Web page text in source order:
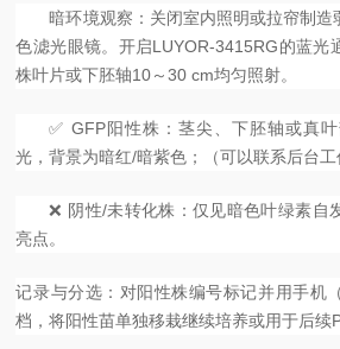
暗环境观察：关闭室内照明或拉帘制
色滤光眼镜。开启LUYOR-3415RG的蓝光
株叶片或下胚轴10～30 cm均匀照射。
✅ GFP阳性株：茎尖、下胚轴或真
光，背景为暗红/暗紫色；（可以联系后台工
❌ 阴性/未转化株：仅见暗色叶绿素自
亮点。
记录与分选：对阳性株编号标记并用手机
档，将阳性苗单独移栽继续培养或用于后续